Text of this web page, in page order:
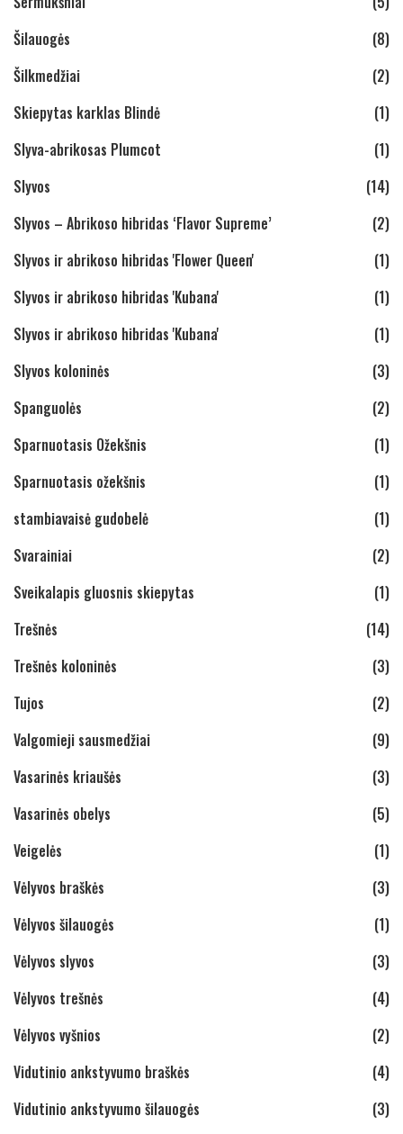
Šilauogės
(8)
Šilkmedžiai
(2)
Skiepytas karklas Blindė
(1)
Slyva-abrikosas Plumcot
(1)
Slyvos
(14)
Slyvos – Abrikoso hibridas ‘Flavor Supreme’
(2)
Slyvos ir abrikoso hibridas 'Flower Queen'
(1)
Slyvos ir abrikoso hibridas 'Kubana'
(1)
Slyvos ir abrikoso hibridas 'Kubana'
(1)
Slyvos koloninės
(3)
Spanguolės
(2)
Sparnuotasis Ožekšnis
(1)
Sparnuotasis ožekšnis
(1)
stambiavaisė gudobelė
(1)
Svarainiai
(2)
Sveikalapis gluosnis skiepytas
(1)
Trešnės
(14)
Trešnės koloninės
(3)
Tujos
(2)
Valgomieji sausmedžiai
(9)
Vasarinės kriaušės
(3)
Vasarinės obelys
(5)
Veigelės
(1)
Vėlyvos braškės
(3)
Vėlyvos šilauogės
(1)
Vėlyvos slyvos
(3)
Vėlyvos trešnės
(4)
Vėlyvos vyšnios
(2)
Vidutinio ankstyvumo braškės
(4)
Vidutinio ankstyvumo šilauogės
(3)